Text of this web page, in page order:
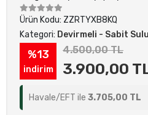
Ürün Kodu: ZZRTYXB8KQ
Kategori: Devirmeli - Sabit
%13
indirim
4.500,00 TL
3.900,00
Havale/EFT ile 3.705,00 TL